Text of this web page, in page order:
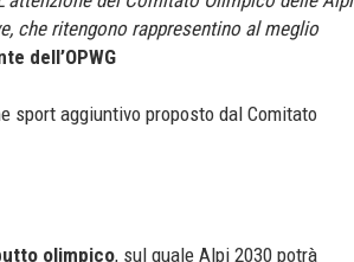
che ritengono rappresentino al meglio
dell’OPWG
sport aggiuntivo proposto dal Comitato
olimpico, sul quale Alpi 2030 potrà